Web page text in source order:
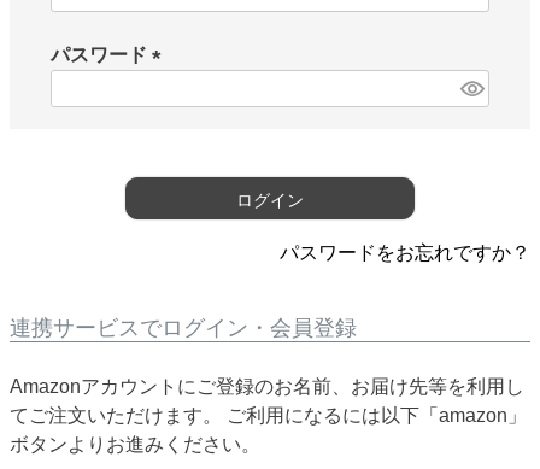
パスワード
)
ログイン
パスワードをお忘れですか？
連携サービスでログイン・会員登録
Amazonアカウントにご登録のお名前、お届け先等を利用し
てご注文いただけます。 ご利用になるには以下「amazon」
ボタンよりお進みください。